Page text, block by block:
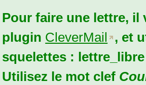
Pour faire une lettre, il
plugin CleverMail , et
squelettes : lettre_libre
Utilisez le mot clef